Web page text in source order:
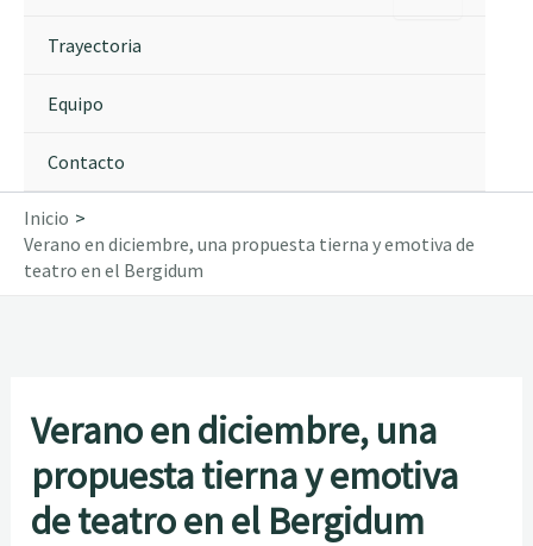
Trayectoria
Equipo
Contacto
Inicio
Verano en diciembre, una propuesta tierna y emotiva de
teatro en el Bergidum
Verano en diciembre, una
propuesta tierna y emotiva
de teatro en el Bergidum